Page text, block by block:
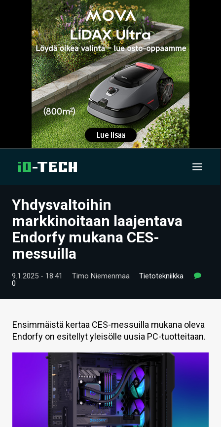
UUTISET
ARTIKKELIT
VIDEOT
TECHBBS
KAUPPA
VAIHDA TEEMA
Yhdysvaltoihin
markkinoitaan laajentava
Endorfy mukana CES-
messuilla
9.1.2025 - 18:41 Timo Niemenmaa
Tietotekniikka
0
Ensimmäistä kertaa CES-messuilla mukana oleva
Endorfy on esitellyt yleisölle uusia PC-tuotteitaan.